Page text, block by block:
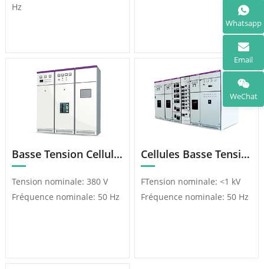
Hz
Basse Tension Cellule Fixe CA GGD
Tension nominale: 380 V
Fréquence nominale: 50 Hz
Cellules Basse Tension Amovibles MNS
FTension nominale: <1 kV
Fréquence nominale: 50 Hz
Whatsapp
Email
WeChat